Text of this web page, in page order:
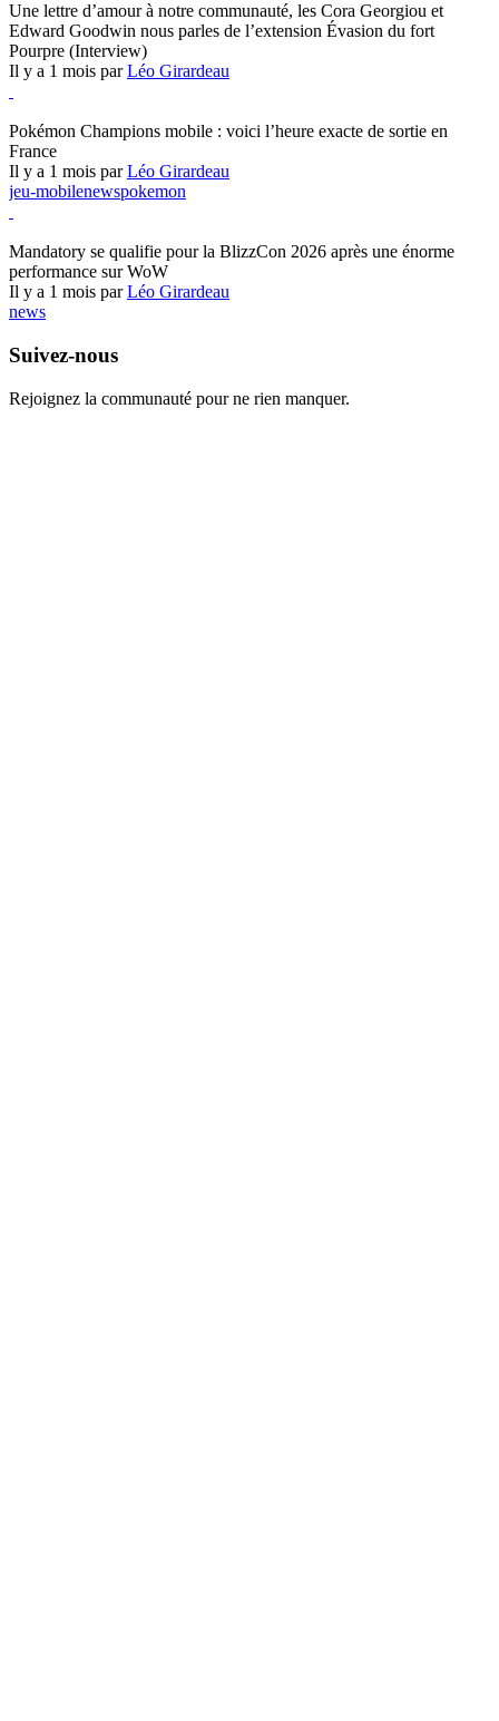
Une lettre d’amour à notre communauté, les Cora Georgiou et
Edward Goodwin nous parles de l’extension Évasion du fort
Pourpre (Interview)
Il y a 1 mois parLéo Girardeau
Pokémon Champions mobile : voici l’heure exacte de sortie en
France
Il y a 1 mois parLéo Girardeau
jeu-mobilenewspokemon
Mandatory se qualifie pour la BlizzCon 2026 après une énorme
performance sur WoW
Il y a 1 mois parLéo Girardeau
news
Suivez-nous
Rejoignez la communauté pour ne rien manquer.